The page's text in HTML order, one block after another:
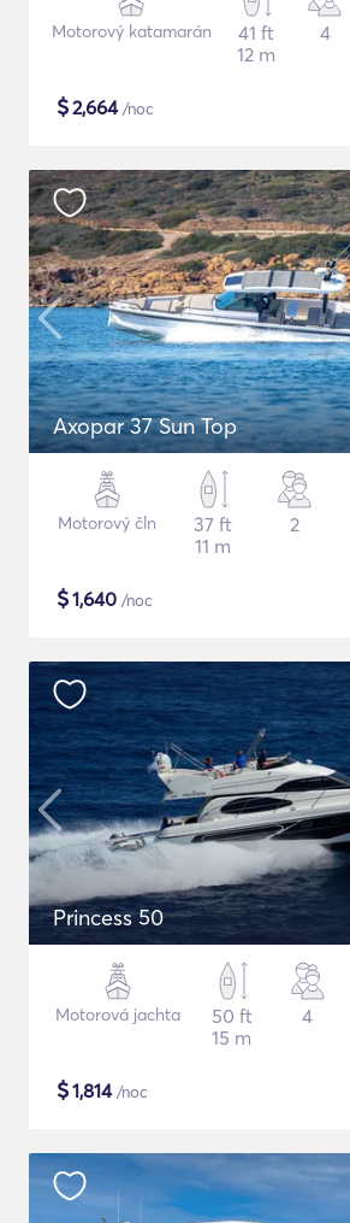
Motorový katamarán
41 ft
12 m
4
$2,664/noc
Axopar 37 Sun Top
Motorový čln
37 ft
11 m
2
$1,640 /noc
Princess 50
Motorová jachta
50 ft
15 m
4
$1,814/noc